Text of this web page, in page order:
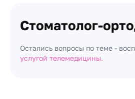
Стоматолог-
Остались вопросы по теме -
услугой телемедицины.